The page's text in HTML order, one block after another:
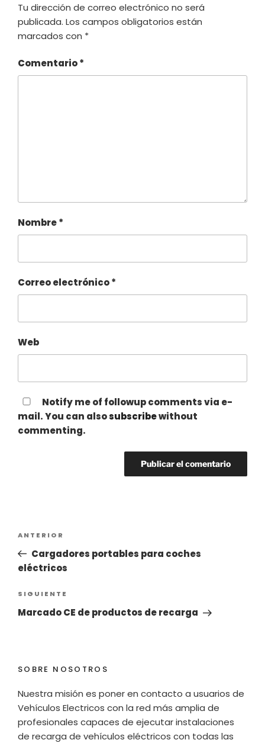
Tu dirección de correo electrónico no será
publicada. Los campos obligatorios están
marcados con *
Comentario*
Nombre*
Correo electrónico*
Web
Notify me of followup comments via e-
mail. You can alsosubscribewithout
commenting.
entradas
Entrada
anterior:
ANTERIOR
Cargadores portables para coches
eléctricos
Siguiente
entrada
SIGUIENTE
Marcado CE de productos de recarga
SOBRE NOSOTROS
Nuestra misión es poner en contacto a usuarios de
Vehículos Electricos con la red más amplia de
profesionales capaces de ejecutar instalaciones
de recarga de vehículos eléctricos con todas las